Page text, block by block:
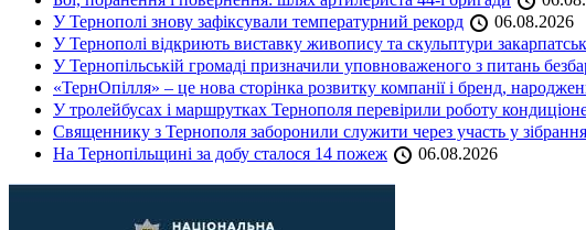
У Тернополі знову зафіксували температурний рекорд
06.08.2026
У Тернополі відкриють виставку живопису та скульптури
У Тернопільській громаді призначили уповноваженого з питань
«ТернОпілля» – це нова сторінка розвитку компанії і бренд,
У тролейбусах і маршрутках Тернополя перевірили роботу
Священнику з Тернополя заборонили служити через участь у
На Тернопільщині за добу сталося 14 пожеж
06.08.2026